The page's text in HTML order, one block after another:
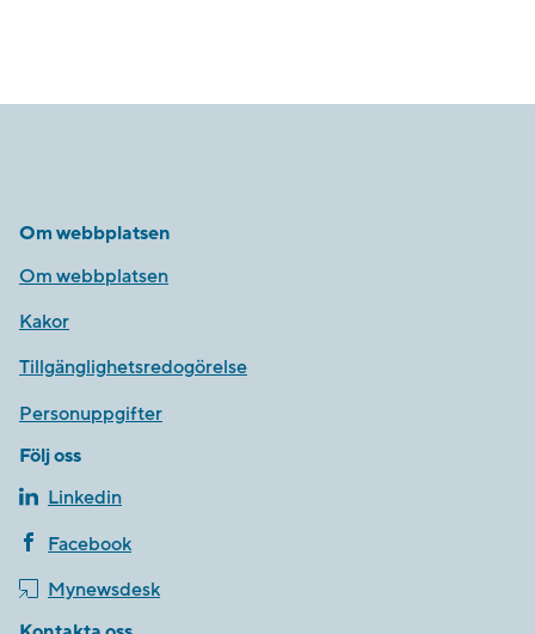
Om webbplatsen
Om webbplatsen
Kakor
Tillgänglighetsredogörelse
Personuppgifter
Följ oss
Linkedin
Facebook
Mynewsdesk